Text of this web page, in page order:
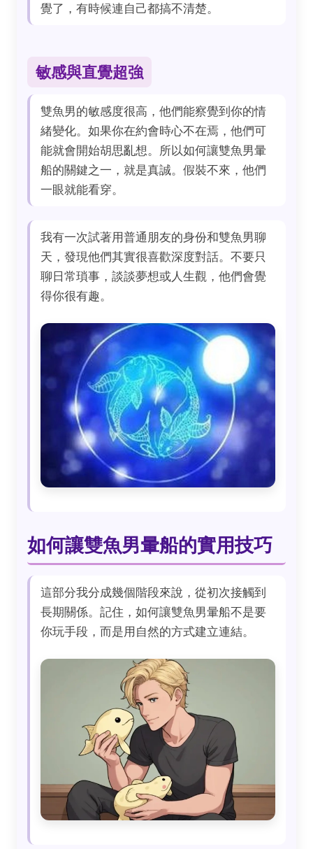
覺了，有時候連自己都搞不清楚。
敏感與直覺超強
雙魚男的敏感度很高，他們能察覺到你的情
緒變化。如果你在約會時心不在焉，他們可
能就會開始胡思亂想。所以如何讓雙魚男暈
船的關鍵之一，就是真誠。假裝不來，他們
一眼就能看穿。
我有一次試著用普通朋友的身份和雙魚男聊
天，發現他們其實很喜歡深度對話。不要只
聊日常瑣事，談談夢想或人生觀，他們會覺
得你很有趣。
如何讓雙魚男暈船的實用技巧
這部分我分成幾個階段來說，從初次接觸到
長期關係。記住，如何讓雙魚男暈船不是要
你玩手段，而是用自然的方式建立連結。